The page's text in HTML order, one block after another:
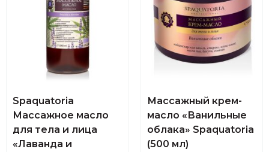
Spaquatoria
Массажное масло
для тела и лица
«Лаванда и
Массажный крем-
масло «Ванильные
облака» Spaquatoria
(500 мл)